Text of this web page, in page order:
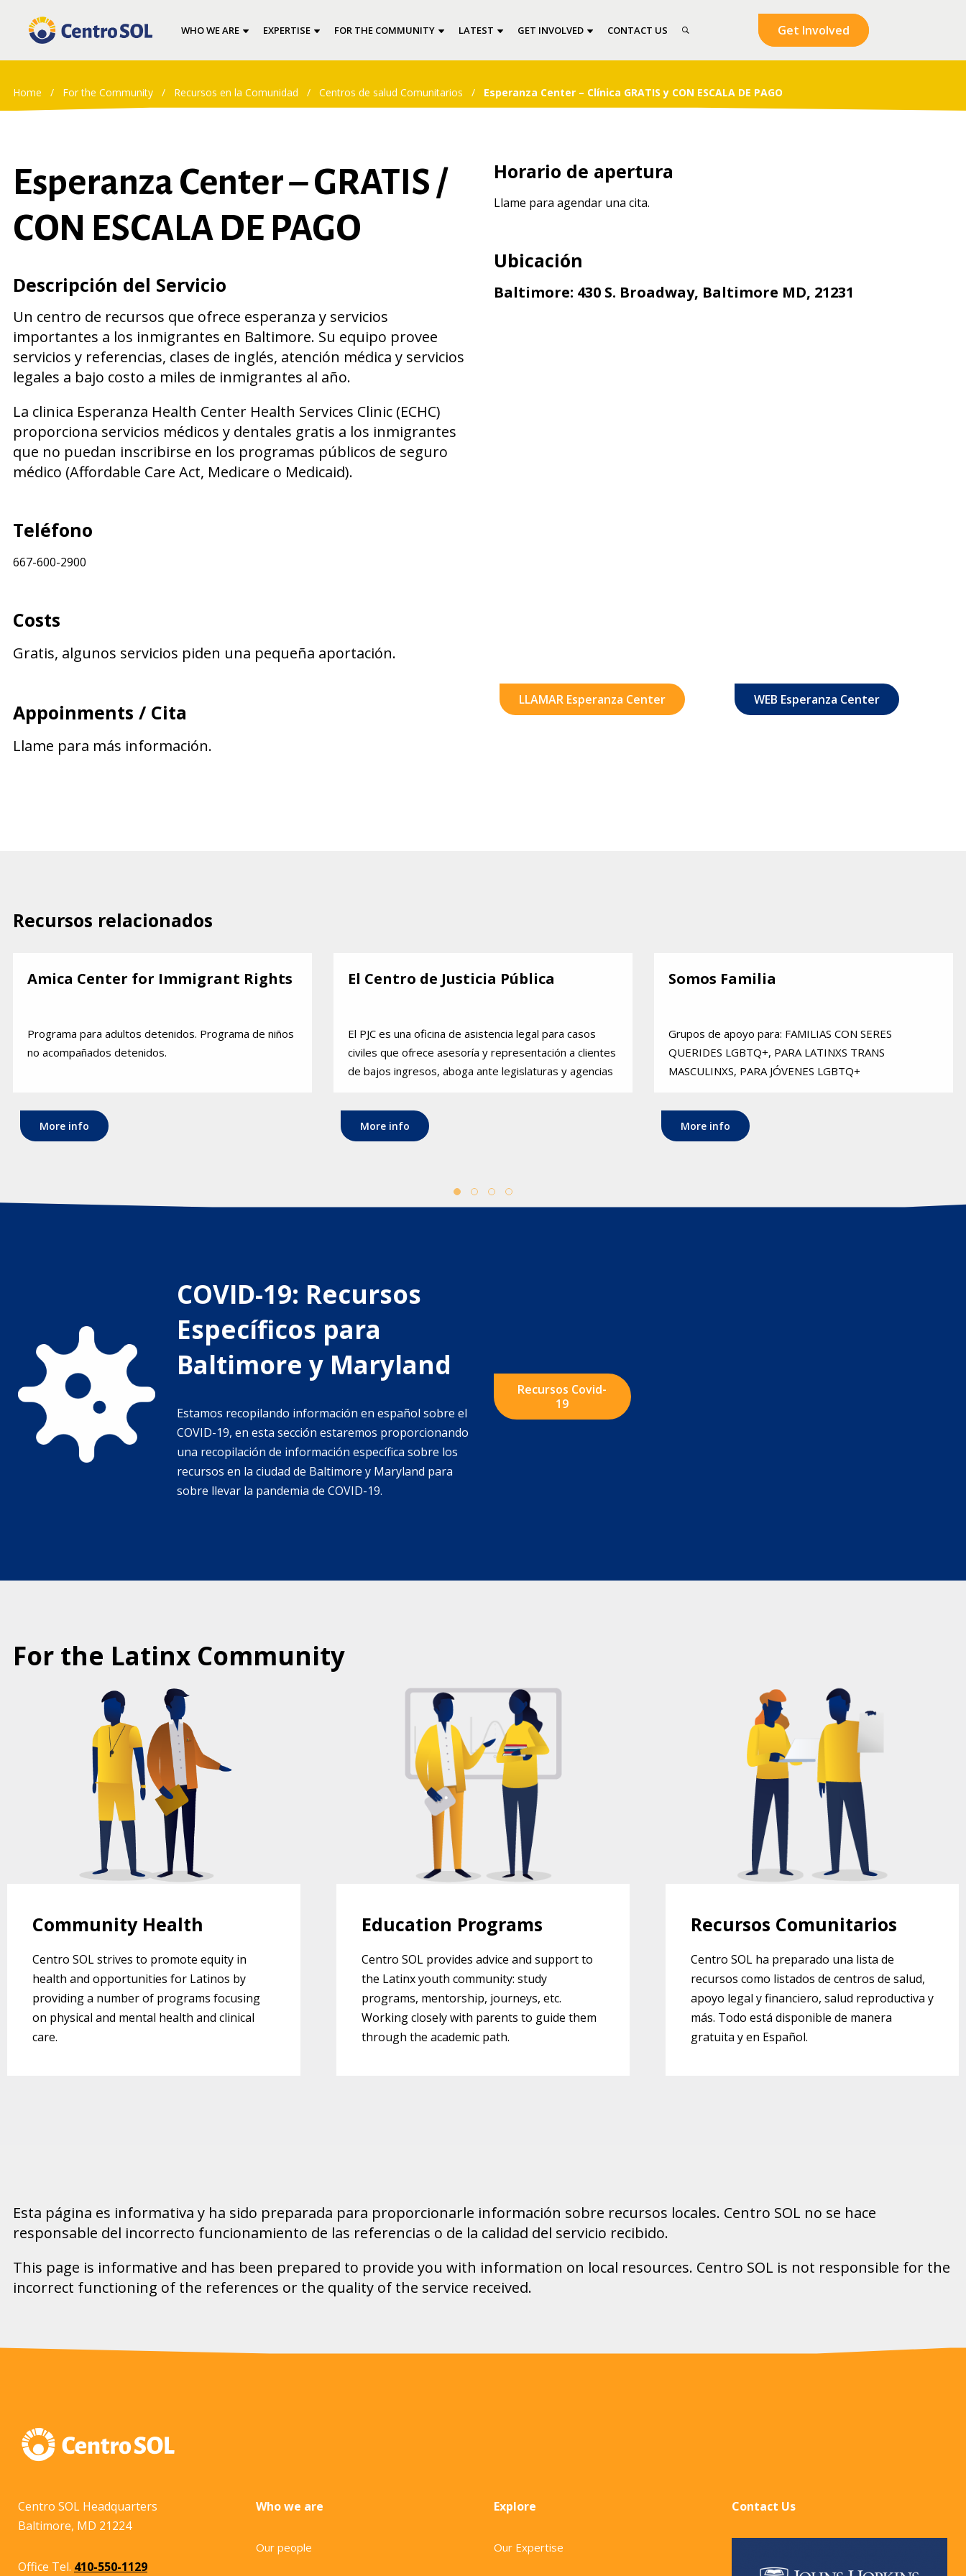
WHO WE ARE EXPERTISE FOR THE COMMUNITY LATEST GET INVOLVED CONTACT US Get Involved
Home / For the Community / Recursos en la Comunidad / Centros de salud Comunitarios / Esperanza Center – Clínica GRATIS y CON ESCALA DE PAGO
Esperanza Center – GRATIS /
CON ESCALA DE PAGO
Descripción del Servicio
Un centro de recursos que ofrece esperanza y servicios
importantes a los inmigrantes en Baltimore. Su equipo provee
servicios y referencias, clases de inglés, atención médica y servicios
legales a bajo costo a miles de inmigrantes al año.
La clinica Esperanza Health Center Health Services Clinic (ECHC)
proporciona servicios médicos y dentales gratis a los inmigrantes
que no puedan inscribirse en los programas públicos de seguro
médico (Affordable Care Act, Medicare o Medicaid).
Teléfono
667-600-2900
Costs
Gratis, algunos servicios piden una pequeña aportación.
Appoinments / Cita
Llame para más información.
Horario de apertura
Llame para agendar una cita.
Ubicación
Baltimore: 430 S. Broadway, Baltimore MD, 21231
LLAMAR Esperanza Center WEB Esperanza Center
Recursos relacionados
Amica Center for Immigrant Rights
Programa para adultos detenidos. Programa de niños
no acompañados detenidos.
More info
El Centro de Justicia Pública
El PJC es una oficina de asistencia legal para casos
civiles que ofrece asesoría y representación a clientes
de bajos ingresos, aboga ante legislaturas y agencias
comunitarias y de apoyo.
More info
Somos Familia
Grupos de apoyo para: FAMILIAS CON SERES
QUERIDES LGBTQ+, PARA LATINXS TRANS
MASCULINXS, PARA JÓVENES LGBTQ+
More info
COVID-19: Recursos
Específicos para
Baltimore y Maryland
Estamos recopilando información en español sobre el
COVID-19, en esta sección estaremos proporcionando
una recopilación de información específica sobre los
recursos en la ciudad de Baltimore y Maryland para
sobre llevar la pandemia de COVID-19.
Recursos Covid-
19
For the Latinx Community
COMMUNITY HEALTH PROGRAMS
FOR LATINXS
Community Health
Centro SOL strives to promote equity in
health and opportunities for Latinos by
providing a number of programs focusing
on physical and mental health and clinical
care.
EDUCATION PROGRAMS AT CENTRO
SOL
Education Programs
Centro SOL provides advice and support to
the Latinx youth community: study
programs, mentorship, journeys, etc.
Working closely with parents to guide them
through the academic path.
RECURSOS COMUNITARIOS DEL
CENTRO SOL
Recursos Comunitarios
Centro SOL ha preparado una lista de
recursos como listados de centros de salud,
apoyo legal y financiero, salud reproductiva y
más. Todo está disponible de manera
gratuita y en Español.
Esta página es informativa y ha sido preparada para proporcionarle información sobre recursos locales. Centro SOL no se hace
responsable del incorrecto funcionamiento de las referencias o de la calidad del servicio recibido.
This page is informative and has been prepared to provide you with information on local resources. Centro SOL is not responsible for the
incorrect functioning of the references or the quality of the service received.
Centro SOL Headquarters
Baltimore, MD 21224
Office Tel. 410-550-1129
Who we are
Our people
Explore
Our Expertise
Contact Us